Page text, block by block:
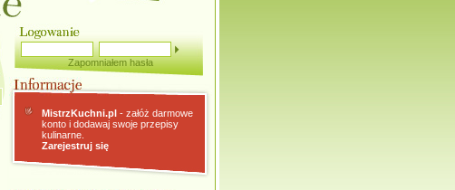
Zapomniałem hasła
MistrzKuchni.pl- załóż darmowe
konto i dodawaj swoje przepisy
kulinarne.
Zarejestruj się